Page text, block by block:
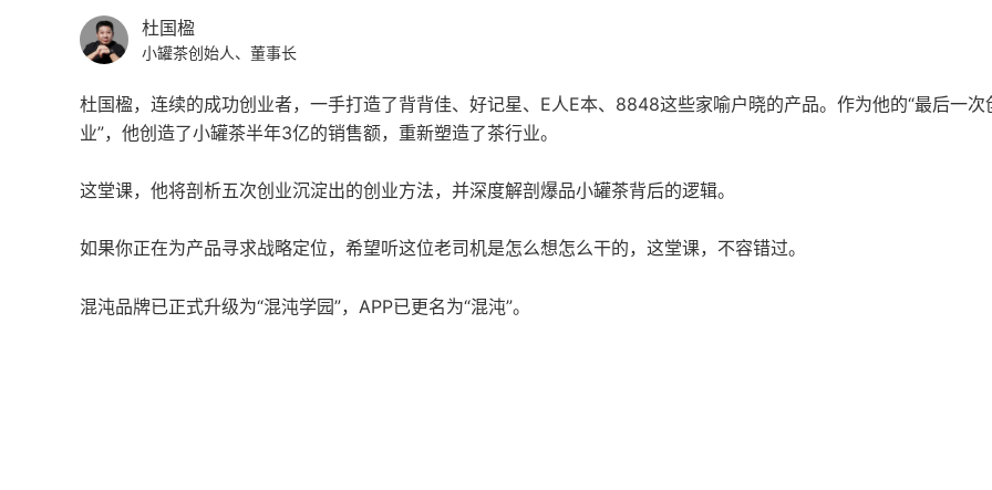
杜国楹
小罐茶创始人、董事长
杜国楹，连续的成功创业者，一手打造了背背佳、好记星、E人E本、8848这些家喻户晓的产品。作为他的“最后一次
业”，他创造了小罐茶半年3亿的销售额，重新塑造了茶行业。
这堂课，他将剖析五次创业沉淀出的创业方法，并深度解剖爆品小罐茶背后的逻辑。
如果你正在为产品寻求战略定位，希望听这位老司机是怎么想怎么干的，这堂课，不容错过。
混沌品牌已正式升级为“混沌学园”，APP已更名为“混沌”。